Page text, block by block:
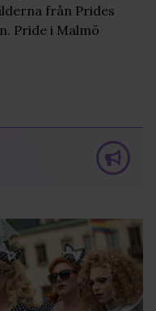
från Prides
Pride i Malmö